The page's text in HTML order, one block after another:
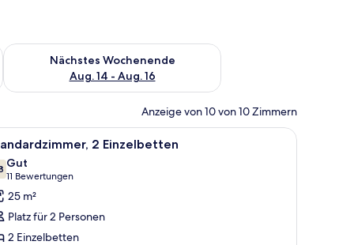
Aug. 7 - Aug. 9.
Nächstes Wochenende
Aug. 14 - Aug. 16
Überprüfe die Verfügbarkeit für nächstes Wochenende, Aug.
Anzeige von 10 von 10 Zimmern
Minibar, Zimmersafe
Einzelbetten
Ein Hotelzimmer mit Bett, Schreibtisch,
12 2 Einzelbetten
von 10
Gut
11 Bewertungen
(11
Bewertungen)
25 m²
Platz für 2 Personen
2 Einzelbetten